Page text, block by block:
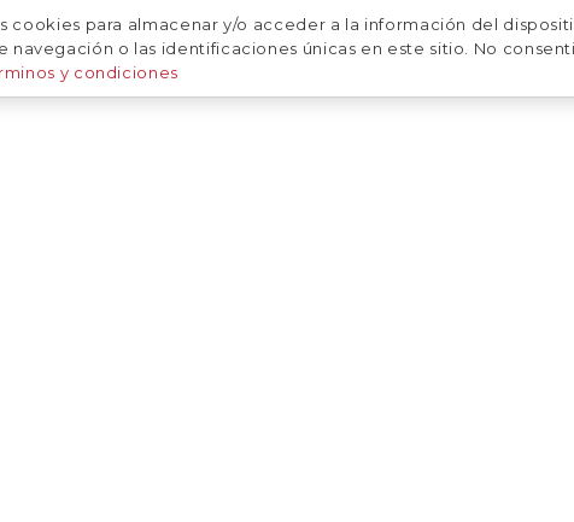
SOBRE NOSOTRAS NUESTRAS FOTOS
para almacenar y/o acceder a la información del
o las identificaciones únicas en este sitio. No
y condiciones